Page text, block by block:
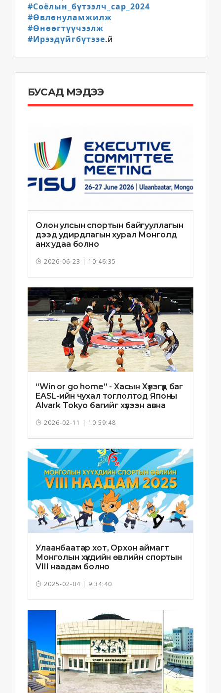
#Соёлын_бүтээлч_сар_2024
#Өвлөнуламжилж
#Өнөөгтүүчээлж
#Ирээдүйгбүтээе.й
БУСАД МЭДЭЭ
Олон улсын спортын байгууллагын
дээд удирдлагын хурал Монголд
анх удаа болно
2026-06-23 | 10:46:35
“Win or go home” - Хасын Хүлэгүүд баг
EASL-ийн чухал тоглолтод Японы
Alvark Tokyo багийг хүлээн авна
2026-02-11 | 10:59:48
Улаанбаатар хот, Орхон аймагт
Монголын хүүхдийн өвлийн спортын
VIII наадам болно
2025-02-04 | 9:34:40